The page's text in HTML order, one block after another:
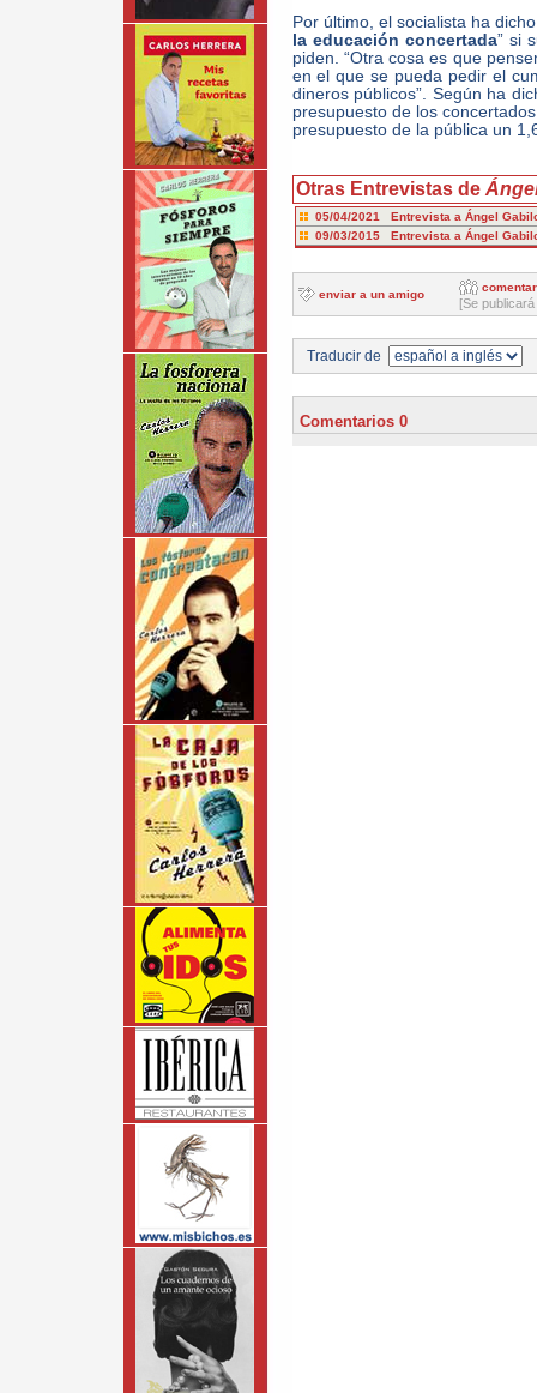
Por último, el socialista ha dicho
la educación concertada” si
piden. “Otra cosa es que
en el que se pueda pedir el
dineros públicos”. Según ha
presupuesto de los
presupuesto de la pública un
Otras Entrevistas de
05/04/2021 Entrevista a Ángel
09/03/2015 Entrevista a Ángel
enviar a un amigo
comentar
[Se
Traducir de
Comentarios 0